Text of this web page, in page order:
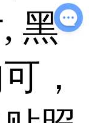
黑
，